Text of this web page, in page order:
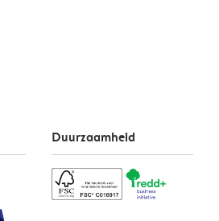
Duurzaamheid